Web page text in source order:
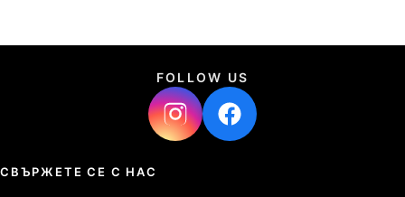
FOLLOW US
СВЪРЖЕТЕ СЕ С НАС